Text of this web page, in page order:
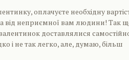
оплачуєте необхідну
від неприємної вам людини! Так
доставлялися
і не так легко, але, думаю, більш